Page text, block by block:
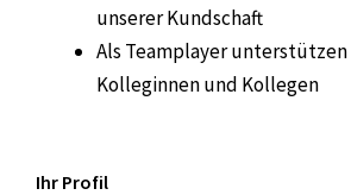
unserer Kundschaft
Als Teamplayer unterstützen
Kolleginnen und Kollegen
Ihr Profil